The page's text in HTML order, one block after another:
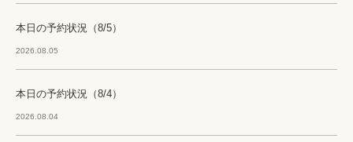
本日の予約状況（8/5）
2026.08.05
本日の予約状況（8/4）
2026.08.04